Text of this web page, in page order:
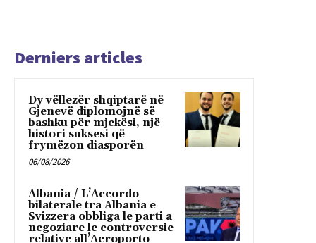
Derniers articles
Dy vëllezër shqiptarë në
Gjenevë diplomojnë së
bashku për mjekësi, një
histori suksesi që
frymëzon diasporën
06/08/2026
Albania / L’Accordo
bilaterale tra Albania e
Svizzera obbliga le parti a
negoziare le controversie
relative all’Aeroporto